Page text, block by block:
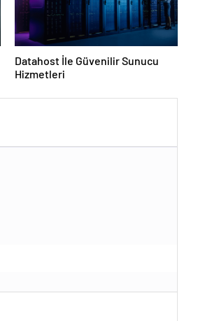
Datahost İle Güvenilir Sunucu
Hizmetleri